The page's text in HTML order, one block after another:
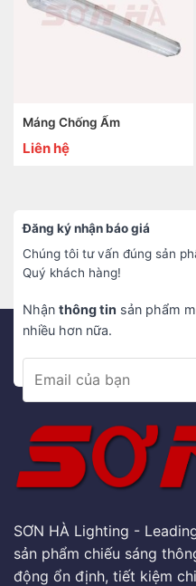
Máng Chống Ẩm
Liên hệ
Đăng ký nhận báo giá
Chúng tôi tư vấn đúng sản
Quý khách hàng!
Nhận thông tin sản phẩm
nhiều hơn nữa.
SƠN HÀ Lighting -
sản phẩm chiếu sáng
động ổn định, tiết kiệm